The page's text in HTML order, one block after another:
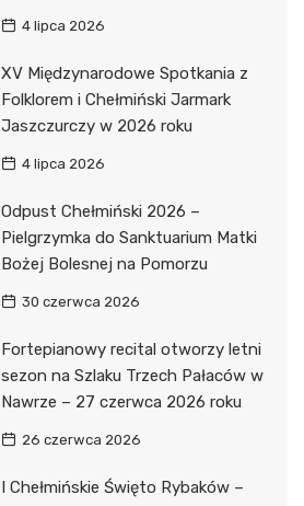
4 lipca 2026
XV Międzynarodowe Spotkania z
Folklorem i Chełmiński Jarmark
Jaszczurczy w 2026 roku
4 lipca 2026
Odpust Chełmiński 2026 –
Pielgrzymka do Sanktuarium Matki
Bożej Bolesnej na Pomorzu
30 czerwca 2026
Fortepianowy recital otworzy letni
sezon na Szlaku Trzech Pałaców w
Nawrze – 27 czerwca 2026 roku
26 czerwca 2026
I Chełmińskie Święto Rybaków –